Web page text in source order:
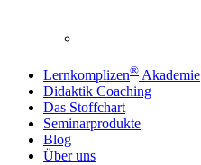
Lernkomplizen® Akademie
Didaktik Coaching
Das Stoffchart
Seminarprodukte
Blog
Über uns